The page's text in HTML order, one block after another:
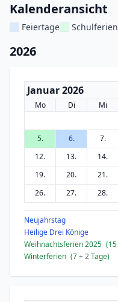
Kalenderansicht
Feiertage Schulferien
2026
Januar 2026
Mo Di Mi
5.
6. 7.
12.
13. 14.
19.
20. 21.
26.
27. 28.
Neujahrstag
Heilige Drei Könige
Weihnachtsferien 2025 (15
Winterferien (7+ 2Tage)